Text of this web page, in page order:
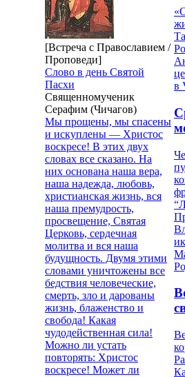
[Встреча с Православием /
Проповеди]
Слово в день Святой
Пасхи
Священномученик
Серафим (Чичагов)
Мы прощены, мы спасены
и искуплены — Христос
воскресе! В этих двух
словах все сказано. На
них основана наша вера,
наша надежда, любовь,
христианская жизнь, вся
наша премудрость,
просвещение, Святая
Церковь, сердечная
молитва и вся наша
будущность. Двумя этими
словами уничтожены все
бедствия человеческие,
смерть, зло и дарованы
жизнь, блаженство и
свобода! Какая
чудодейственная сила!
Можно ли устать
повторять: Христос
воскресе! Может ли
в